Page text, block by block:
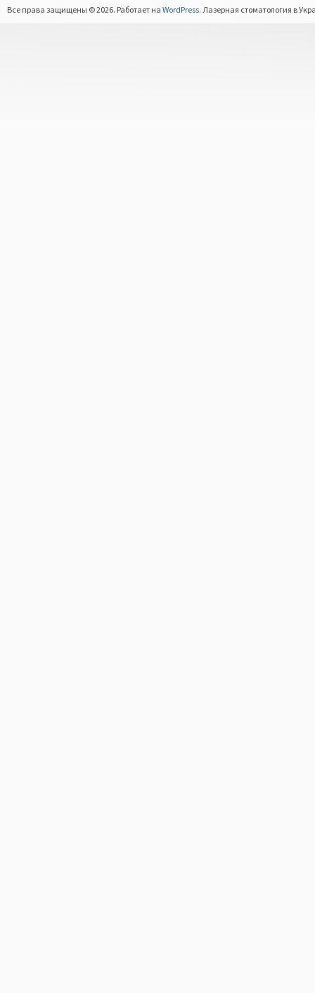
Все права защищены © 2026. Работает на WordPress. Лазерная стоматология в